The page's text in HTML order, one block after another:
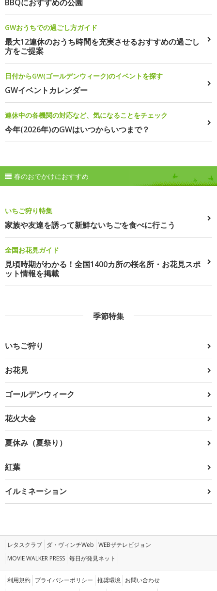
BBQにおすすめの公園
GWおうちでの過ごし方ガイド
最大12連休のおうち時間を充実させるおすすめの過ごし
方をご提案
日付からGW(ゴールデンウィーク)のイベントを探す
GWイベントカレンダー
連休中の各機関の対応など、気になることをチェック
今年(2026年)のGWはいつからいつまで？
春のおでかけにおすすめ
いちご狩り特集
家族や友達を誘って新鮮ないちごを食べに行こう
全国お花見ガイド
見頃時期がわかる！全国1400カ所の桜名所・お花見スポ
ット情報を掲載
季節特集
いちご狩り
お花見
ゴールデンウィーク
花火大会
夏休み（夏祭り）
紅葉
イルミネーション
レタスクラブ ダ・ヴィンチWeb WEBザテレビジョン
MOVIE WALKER PRESS 毎日が発見ネット
利用規約 プライバシーポリシー 推奨環境 お問い合わせ